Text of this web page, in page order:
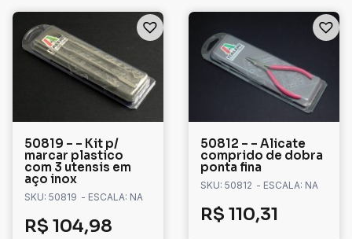
50819 – – Kit p/
marcar plastico
com 3 utensis em
aço inox
SKU: 50819 - ESCALA: NA
R$ 104,98
50812 – – Alicate
comprido de dobra
ponta fina
SKU: 50812 - ESCALA: NA
R$ 110,31